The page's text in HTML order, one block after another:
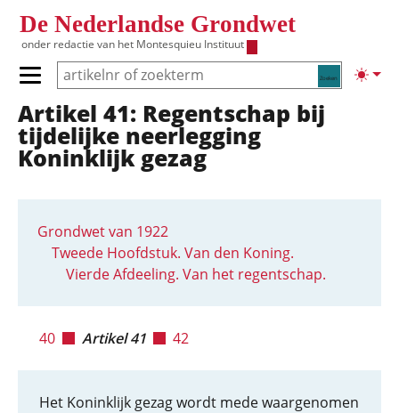
De Nederlandse Grondwet
onder redactie van het Montesquieu Instituut
Zoeken
Primair menu tonen/verbergen
Hoofdnavigatie
Artikel 41: Regentschap bij
tijdelijke neerlegging
Koninklijk gezag
Grondwet van 1922
Tweede Hoofdstuk. Van den Koning.
Vierde Afdeeling. Van het regentschap.
40 Artikel 41 42
Het Koninklijk gezag wordt mede waargenomen